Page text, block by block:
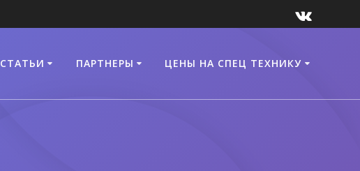
СТАТЬИ ПАРТНЕРЫ ЦЕНЫ НА СПЕЦ ТЕХНИКУ